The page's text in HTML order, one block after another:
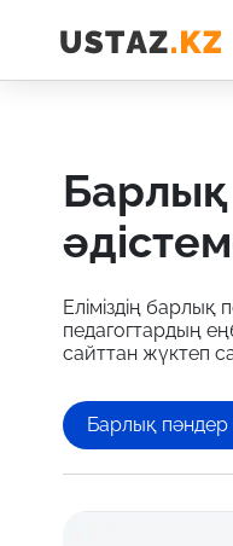
барлық пәндер семинарлар бойынша оқу-
Еліміздің барлық
педагогтардың
сайттан жүктеп
Барлық пәндер